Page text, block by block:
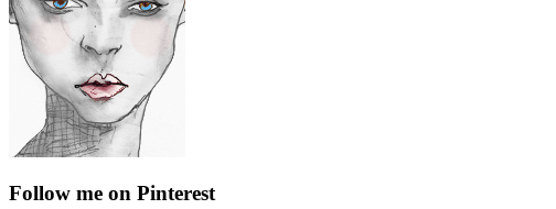
Follow me on Pinterest